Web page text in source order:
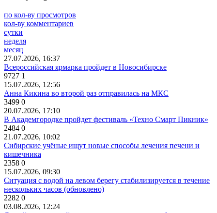
по кол-ву просмотров
кол-ву комментариев
сутки
неделя
месяц
27.07.2026, 16:37
Всероссийская ярмарка пройдет в Новосибирске
9727 1
15.07.2026, 12:56
Анна Кикина во второй раз отправилась на МКС
3499 0
20.07.2026, 17:10
В Академгородке пройдет фестиваль «Техно Смарт Пикник»
2484 0
21.07.2026, 10:02
Сибирские учёные ищут новые способы лечения печени и
кишечника
2358 0
15.07.2026, 09:30
Ситуация с водой на левом берегу стабилизируется в течение
нескольких часов (обновлено)
2282 0
03.08.2026, 12:24